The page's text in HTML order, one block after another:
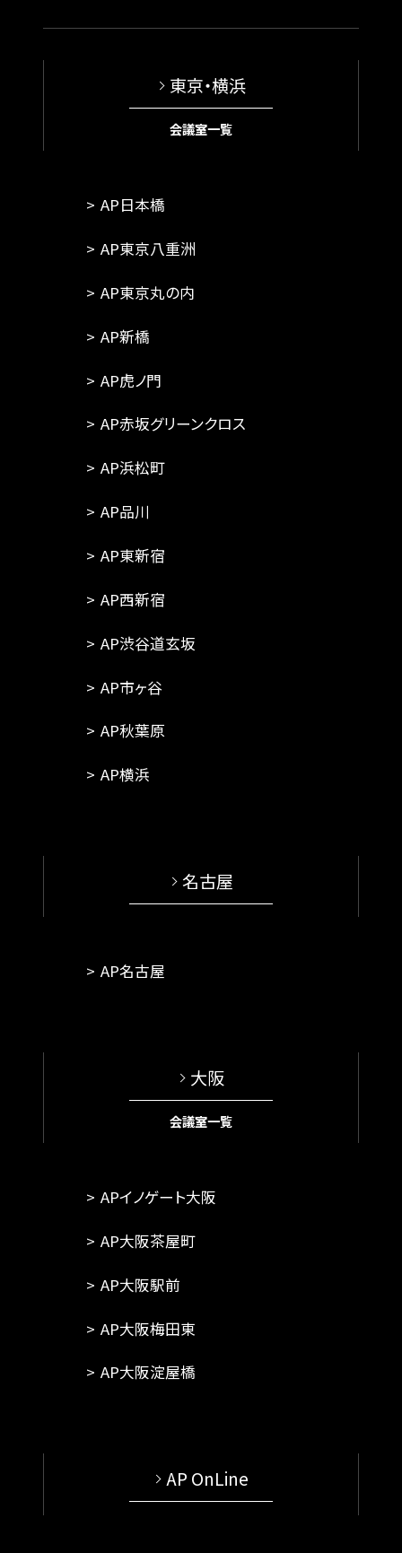
東京・横浜
会議室一覧
AP日本橋
AP東京八重洲
AP東京丸の内
AP新橋
AP虎ノ門
AP赤坂グリーンクロス
AP浜松町
AP品川
AP東新宿
AP西新宿
AP渋谷道玄坂
AP市ヶ谷
AP秋葉原
AP横浜
名古屋
AP名古屋
大阪
会議室一覧
APイノゲート大阪
AP大阪茶屋町
AP大阪駅前
AP大阪梅田東
AP大阪淀屋橋
AP OnLine